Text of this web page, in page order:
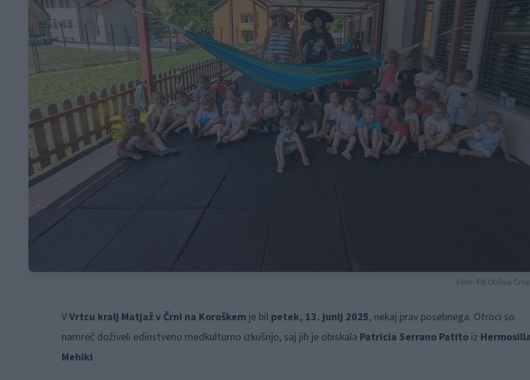
Foto: FB Občina
VVrtcu kralj Matjaž v Črni na Koroškem je bil petek, 13. junij 2025, nekaj prav posebnega. Otroci so
namreč doživeli edinstveno medkulturno izkušnjo, saj jih je obiskala Patricia Serrano Patitoiz
Mehiki.